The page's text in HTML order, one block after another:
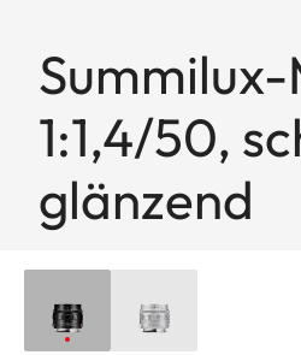
Summilux-
1:1,4/50,
glänzend